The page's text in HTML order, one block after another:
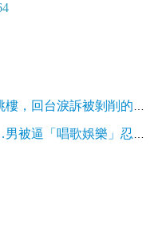
淚訴被剝削的日子！｜社會
」忍辱12天墜樓亡 她大小便失禁慘死